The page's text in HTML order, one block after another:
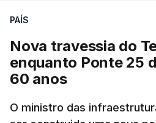
PAÍS
Nova travessia do
enquanto Ponte 25
60 anos
O ministro das